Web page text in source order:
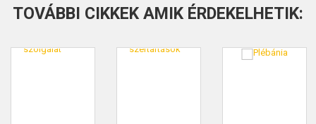
TOVÁBBI CIKKEK AMIK ÉRDEKELHETIK: